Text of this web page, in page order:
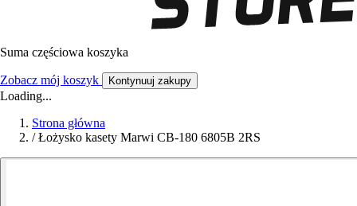
Suma częściowa koszyka
Zobacz mój koszyk Kontynuuj zakupy
Loading...
Strona główna
/ Łożysko kasety Marwi CB-180 6805B 2RS